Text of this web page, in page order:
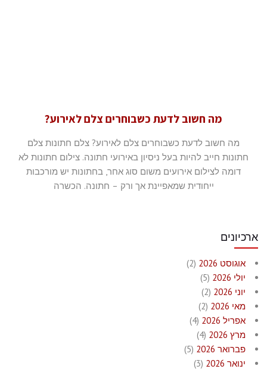
מה חשוב לדעת כשבוחרים צלם לאירוע?
מה חשוב לדעת כשבוחרים צלם לאירוע? צלם חתונות צלם
חתונות חייב להיות בעל ניסיון באירועי חתונה. צילום חתונות לא
דומה לצילום אירועים משום סוג אחר, בחתונות יש מורכבות
ייחודית שמאפיינת אך ורק – חתונה. הכשרה
ארכיונים
אוגוסט 2026
(2)
יולי 2026
(5)
יוני 2026
(2)
מאי 2026
(2)
אפריל 2026
(4)
מרץ 2026
(4)
פברואר 2026
(5)
ינואר 2026
(3)